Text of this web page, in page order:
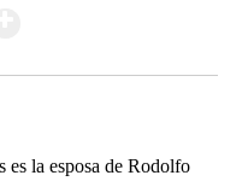
la esposa de Rodolfo